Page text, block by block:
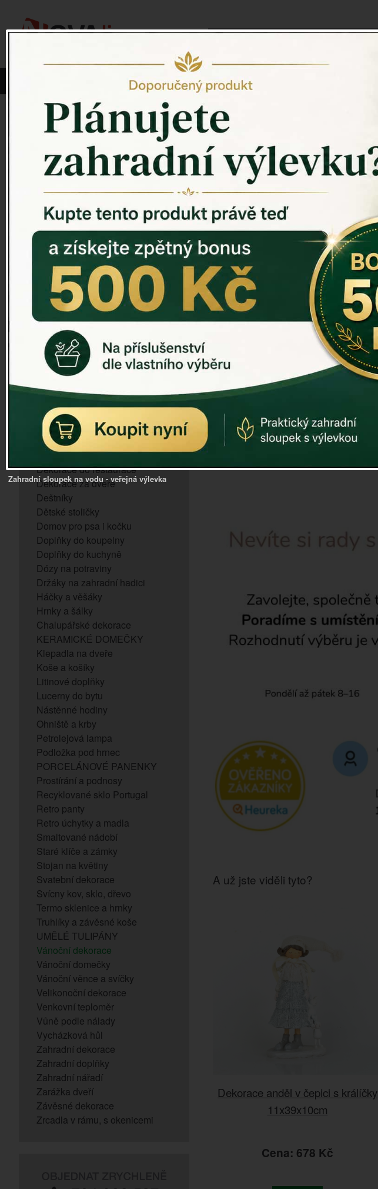
Vyberte si kategorii: NOVINKY
PÍTKO PRO PTÁKY
ZAHRADNÍ SOCHY
ZAHRADNÍ UMYVADLA
PTAČÍ BUDKY
Litinové škrabáky na boty
DEKORACE NA HROB
RETRO KONZOLE
Domovní čísla - litina
DEKORACE NA ZEĎ
ZVONKOHRA
ZVONY A ZVONKY
PTAČÍ KRMÍTKA
SLUNEČNÍ HODINY
Dózy na brambory a zeleninu
VÝPRODEJ - poslední kusy
Andělé, něžné sošky
Aroma lampy
Buddha soška
BUDKY PRO SÝKORKY
Budky pro vrabce
Bytový textil
Dárky pro muže
Dekorace do bytu
Dekorace do restaurace
Dekorace za dveře
Deštníky
Dětské stoličky
Domov pro psa i kočku
Doplňky do koupelny
Doplňky do kuchyně
Dózy na potraviny
Držáky na zahradní hadici
Háčky a věšáky
Hrnky a šálky
Chalupářské dekorace
KERAMICKÉ DOMEČKY
Klepadla na dveře
Koše a košíky
Litinové doplňky
Lucerny do bytu
Nástěnné hodiny
Ohniště a krby
Petrolejová lampa
Podložka pod hrnec
PORCELÁNOVÉ PANENKY
Prostírání a podnosy
Recyklované sklo Portugal
Retro panty
Retro úchytky a madla
Smaltované nádobí
Staré klíče a zámky
Stojan na květiny
Svatební dekorace
Svícny kov, sklo, dřevo
Termo sklenice a hrnky
Truhlíky a závěsné koše
UMĚLÉ TULIPÁNY
Vánoční dekorace
Vánoční domečky
Vánoční věnce a svíčky
Velikonoční dekorace
Venkovní teploměr
Vůně podle nálady
Vycházková hůl
Zahradní dekorace
Zahradní doplňky
Zahradní nářadí
Zarážka dveří
Závěsné dekorace
Zrcadla v rámu, s okenicemi
Venkovský domov
A už jste viděli tyto?
Dekorace anděl v čepici s králíčky
11x39x10cm
Cena: 678 Kč
Zahradní sloupek na vodu - veřejná výlevka